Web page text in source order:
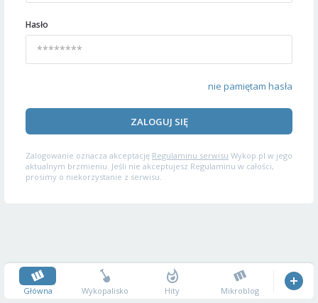
Hasło
nie pamiętam hasła
ZALOGUJ SIĘ
Zalogowanie oznacza akceptację Regulaminu serwisu Wykop.pl w jego
aktualnym brzmieniu. Jeśli nie akceptujesz Regulaminu w całości,
prosimy o niekorzystanie z serwisu.
Główna Wykopalisko Hity Mikroblog